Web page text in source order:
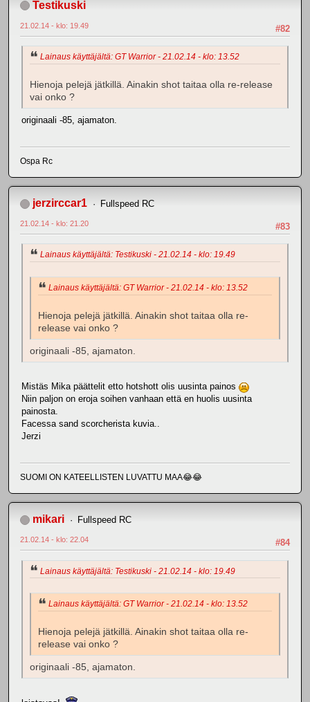
Testikuski
#82
21.02.14 - klo: 19.49
Lainaus käyttäjältä: GT Warrior - 21.02.14 - klo: 13.52
Hienoja pelejä jätkillä. Ainakin shot taitaa olla re-release
vai onko ?
originaali -85, ajamaton.
Ospa Rc
jerzirccar1 Fullspeed RC
#83
21.02.14 - klo: 21.20
Lainaus käyttäjältä: Testikuski - 21.02.14 - klo: 19.49
Lainaus käyttäjältä: GT Warrior - 21.02.14 - klo: 13.52
Hienoja pelejä jätkillä. Ainakin shot taitaa olla re-
release vai onko ?
originaali -85, ajamaton.
Mistäs Mika päättelit etto hotshott olis uusinta painos
Niin paljon on eroja soihen vanhaan että en huolis uusinta
painosta.
Facessa sand scorcherista kuvia..
Jerzi
SUOMI ON KATEELLISTEN LUVATTU MAA😂😂
mikari Fullspeed RC
#84
21.02.14 - klo: 22.04
Lainaus käyttäjältä: Testikuski - 21.02.14 - klo: 19.49
Lainaus käyttäjältä: GT Warrior - 21.02.14 - klo: 13.52
Hienoja pelejä jätkillä. Ainakin shot taitaa olla re-
release vai onko ?
originaali -85, ajamaton.